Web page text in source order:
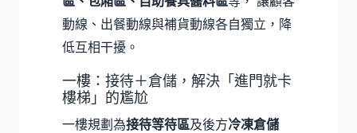
動線、出餐動線與補貨動線各自獨立，降
低互相干擾。
一樓：接待＋倉儲，解決「進門就卡
樓梯」的尷尬
一樓規劃為接待等待區及後方冷凍倉儲